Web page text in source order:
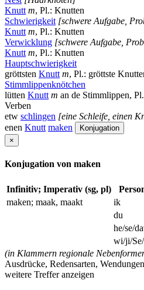
Knutt m, Pl.: Knutten
Schwierigkeit [schwere Aufgabe,
Knutt m, Pl.: Knutten
Verwicklung [schwere Aufgabe,
Knutt m, Pl.: Knutten
Hauptschwierigkeit
gröttsten Knutt m, Pl.: gröttste
Stimmlippenknötchen
lütten Knutt m an de Stimmlippen,
Verben
etw schlingen [eine Schleife, einen
enen Knutt maken
Konjugation
×
Konjugation von maken
Infinitiv; Imperativ (sg, pl)
maken; maak, maakt
ik
du
he/se/
wi/ji/
(in Klammern regionale
Ausdrücke, Redensarten, Wendungen
weitere Treffer anzeigen